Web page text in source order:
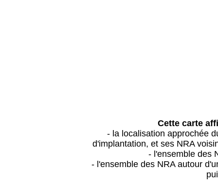
Cette carte
- la localisation approchée
d'implantation, et ses NRA
- l'ensemble des
- l'ensemble des NRA autour